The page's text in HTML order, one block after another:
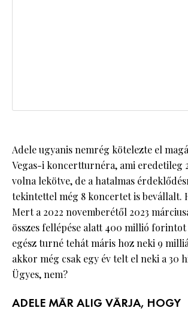
Adele ugyanis nemrég kötelezte el
Vegas-i koncertturnéra, ami eredetileg
volna lekötve, de a hatalmas
tekintettel még 8 koncertet is bevállalt.
Mert a 2022 novemberétől 2023
összes fellépése alatt 400 millió
egész turné tehát máris hoz neki 9
akkor még csak egy év telt el neki a 30
Ügyes, nem?
ADELE MÁR ALIG VÁRJA, HOGY